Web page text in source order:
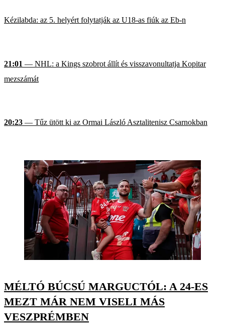
Kézilabda: az 5. helyért folytatják az U18-as fiúk az Eb-n
21:01 — NHL: a Kings szobrot állít és visszavonultatja Kopitar
mezszámát
20:23 — Tűz ütött ki az Ormai László Asztalitenisz Csarnokban
MÉLTÓ BÚCSÚ MARGUCTÓL: A 24-ES
MEZT MÁR NEM VISELI MÁS
VESZPRÉMBEN